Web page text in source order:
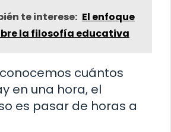
te interese: El enfoque
la filosofía educativa
cuántos
en una hora, el
es pasar de horas a